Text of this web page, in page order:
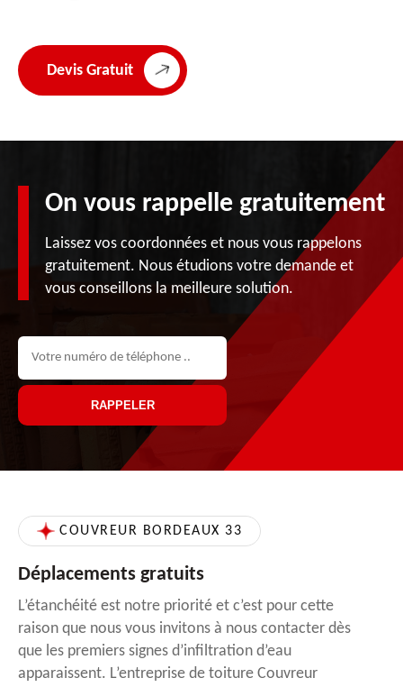
Devis Gratuit
On vous rappelle gratuitement
Laissez vos coordonnées et nous vous rappelons
gratuitement. Nous étudions votre demande et
vous conseillons la meilleure solution.
COUVREUR BORDEAUX 33
Déplacements gratuits
L’étanchéité est notre priorité et c’est pour cette
raison que nous vous invitons à nous contacter dès
que les premiers signes d’infiltration d’eau
apparaissent. L’entreprise de toiture Couvreur